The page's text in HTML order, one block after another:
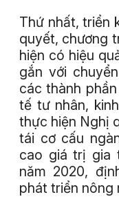
Thứ nhất, triển
quyết, chương
hiện có hiệu
gắn với
các thành
tế tư nhân,
thực hiện Nghị
tái cơ cấu
cao giá trị gia
năm 2020,
phát triển